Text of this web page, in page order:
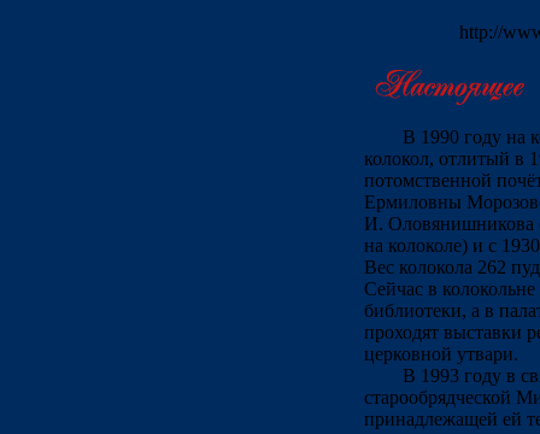
http://
В 1990 году на
колокол, отлитый в
потомственной
Ермиловны
И. Оловянишникова
на колоколе) и с
Вес колокола 262
Сейчас в
библиотеки, а в
проходят выставки
церковной утвари.
В 1993 году в
старообрядческой
принадлежащей ей